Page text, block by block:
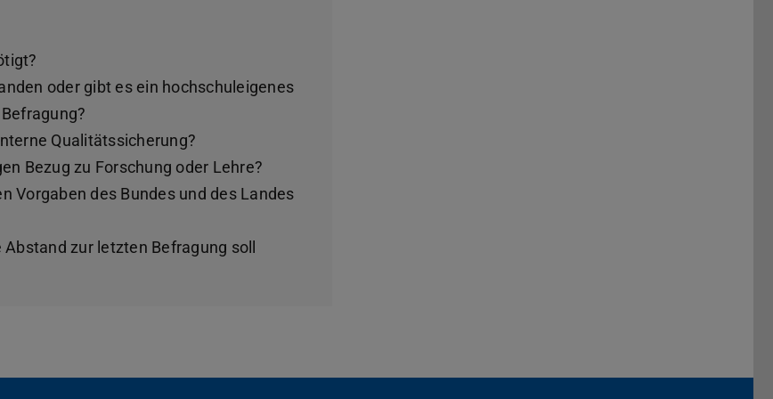
oder gibt es ein hochschuleigenes
Qualitätssicherung?
Bezug zu Forschung oder Lehre?
Vorgaben des Bundes und des Landes
zur letzten Befragung soll